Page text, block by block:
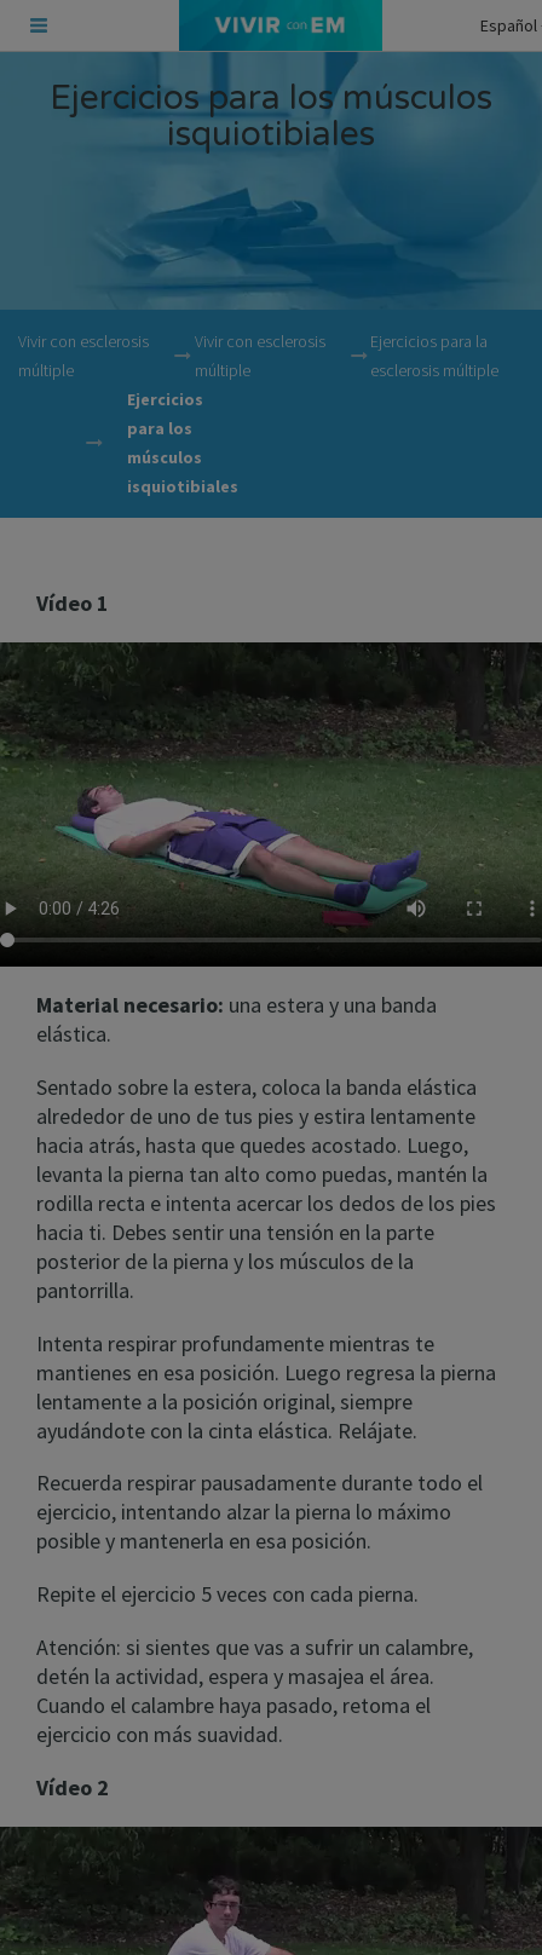
Español
Ejercicios para los músculos
isquiotibiales
Vivir con esclerosis
múltiple
Vivir con esclerosis
múltiple
Ejercicios para la
esclerosis múltiple
Ejercicios
para los
músculos
isquiotibiales
Vídeo 1
Material necesario: una estera y una banda
elástica.
Sentado sobre la estera, coloca la banda elástica
alrededor de uno de tus pies y estira lentamente
hacia atrás, hasta que quedes acostado. Luego,
levanta la pierna tan alto como puedas, mantén la
rodilla recta e intenta acercar los dedos de los pies
hacia ti. Debes sentir una tensión en la parte
posterior de la pierna y los músculos de la
pantorrilla.
Intenta respirar profundamente mientras te
mantienes en esa posición. Luego regresa la pierna
lentamente a la posición original, siempre
ayudándote con la cinta elástica. Relájate.
Recuerda respirar pausadamente durante todo el
ejercicio, intentando alzar la pierna lo máximo
posible y mantenerla en esa posición.
Repite el ejercicio 5 veces con cada pierna.
Atención: si sientes que vas a sufrir un calambre,
detén la actividad, espera y masajea el área.
Cuando el calambre haya pasado, retoma el
ejercicio con más suavidad.
Vídeo 2